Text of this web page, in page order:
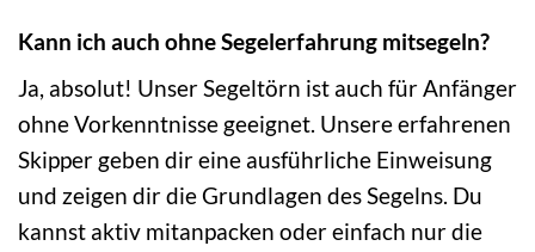
Kann ich auch ohne Segelerfahrung mitsegeln?
Ja, absolut! Unser Segeltörn ist auch für Anfänger
ohne Vorkenntnisse geeignet. Unsere erfahrenen
Skipper geben dir eine ausführliche Einweisung
und zeigen dir die Grundlagen des Segelns. Du
kannst aktiv mitanpacken oder einfach nur die